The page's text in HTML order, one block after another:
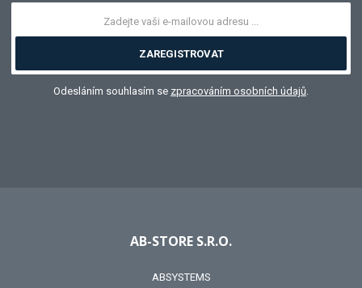
ZAREGISTROVAT
Odesláním souhlasím se zpracováním osobních údajů
AB-STORE S.R.O.
ABSYSTEMS